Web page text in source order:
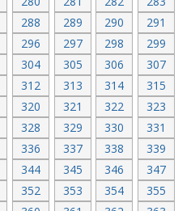
288 289 290
291
296 297 298
299
304 305 306
307
312 313 314
315
320 321 322
323
328 329 330
331
336 337 338
339
344 345 346
347
352 353 354
355